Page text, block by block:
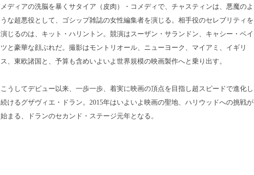
メディアの洗脳を暴くサタイア（皮肉）・コメディで、チャスティンは、悪魔のよ
うな超悪役として、ゴシップ雑誌の女性編集者を演じる。相手役のセレブリティを
演じるのは、キット・ハリントン。競演はスーザン・サランドン、キャシー・ベイ
ツと豪華な顔ぶれだ。撮影はモントリオール、ニューヨーク、マイアミ、イギリ
ス、東欧諸国と、予算も含めいよいよ世界規模の映画製作へと乗り出す。
こうしてデビュー以来、一歩一歩、着実に映画の頂点を目指し超スピードで進化し
続けるグザヴィエ・ドラン。2015年はいよいよ映画の聖地、ハリウッドへの挑戦が
始まる、ドランのセカンド・ステージ元年となる。